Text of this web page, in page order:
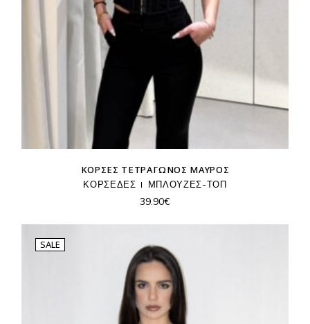
ΚΟΡΣΈΣ ΤΕΤΡΆΓΩΝΟΣ ΜΑΎΡΟΣ
ΚΟΡΣΕΔΕΣ
ΜΠΛΟΥΖΕΣ-ΤΟΠ
39.90€
SALE